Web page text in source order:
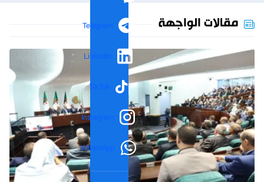
Telegram
LinkedIn
TikTok
Instagram
WhatsApp
مقالات الواجهة